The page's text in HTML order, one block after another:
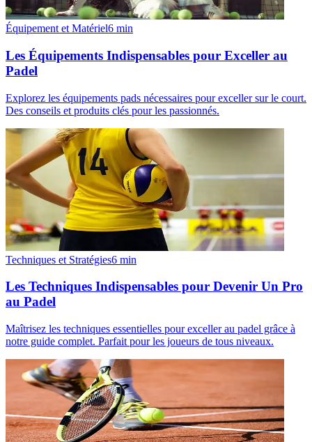
Équipement et Matériel6 min
Les Équipements Indispensables pour Exceller au
Padel
Explorez les équipements pads nécessaires pour exceller sur le court.
Des conseils et produits clés pour les passionnés.
Techniques et Stratégies6 min
Les Techniques Indispensables pour Devenir Un Pro
au Padel
Maîtrisez les techniques essentielles pour exceller au padel grâce à
notre guide complet. Parfait pour les joueurs de tous niveaux.